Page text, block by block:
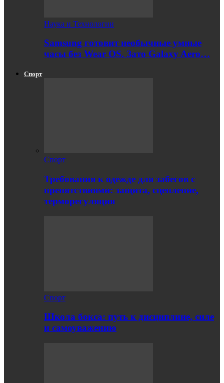
Наука и Технологии
Samsung готовит необычные умные
часы без Wear OS. Зато Galaxy Aero…
Спорт
Спорт
Требования к одежде для забегов с
препятствиями: защита, сцепление,
терморегуляция
Спорт
Школа бокса: путь к дисциплине, силе
и самоуважению